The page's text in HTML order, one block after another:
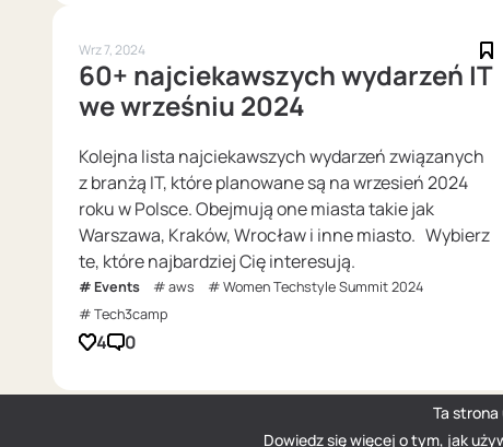
Wrz 7, 2024
60+ najciekawszych wydarzeń IT
we wrześniu 2024
Kolejna lista najciekawszych wydarzeń związanych
z branżą IT, które planowane są na wrzesień 2024
roku w Polsce. Obejmują one miasta takie jak
Warszawa, Kraków, Wrocław i inne miasto. Wybierz
te, które najbardziej Cię interesują.
Events aws
Women Techstyle Summit 2024
Tech3camp
4 0
Ta strona
Dowiedz się więcej o tym, jak